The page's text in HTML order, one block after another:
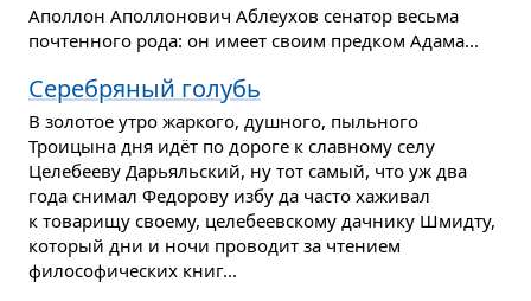
Аполлон Аполлонович Аблеухов сенатор весьма
почтенного рода: он имеет своим предком Адама...
Серебряный голубь
В золотое утро жаркого, душного, пыльного
Троицына дня идёт по дороге к славному селу
Целебееву Дарьяльский, ну тот самый, что уж два
года снимал Федорову избу да часто хаживал
к товарищу своему, целебеевскому дачнику Шмидту,
который дни и ночи проводит за чтением
философических книг...